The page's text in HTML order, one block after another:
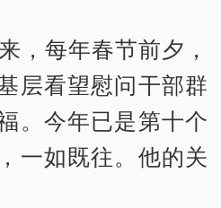
，每年春节前夕，
层看望慰问干部群
。今年已是第十个
一如既往。他的关